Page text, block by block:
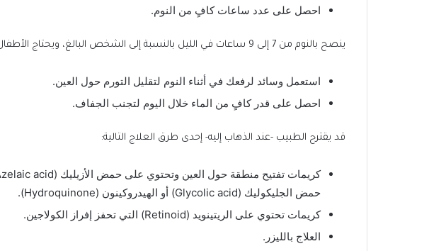
احصل على عدد ساعات كافٍ من النوم.
ينصح بالنوم من 7 إلى 9 ساعات في الليل بالنسبة إلى الشخص البالغ، ويحتاج الأطفال والمراهقون إلى عدد ساعات أكثر.
استعمل وسائد لرفعك في أثناء النوم لتقليل التورم حول العين.
احصل على قدر كافٍ من الماء خلال اليوم لتجنب الجفاف.
قد يقترح الطبيب -عند الذهاب إليه- إحدى طرق العلاج التالية:
حمض الجليكوليك (Glycolic acid) أو الهيدروكينون (Hydroquinone).
كريمات تحتوي على الريتينويد (Retinoid) التي تحفز إفراز الكولاجين.
العلاج بالليزر.